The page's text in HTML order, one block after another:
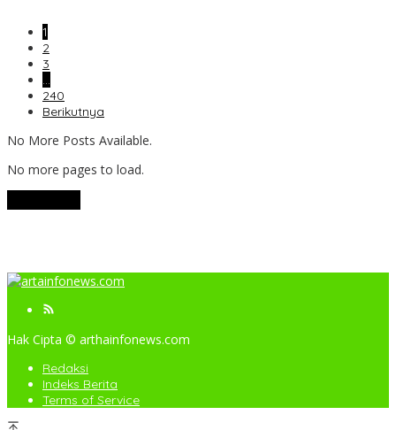
1
2
3
…
240
Berikutnya
No More Posts Available.
No more pages to load.
Hak Cipta © arthainfonews.com
Redaksi
Indeks Berita
Terms of Service